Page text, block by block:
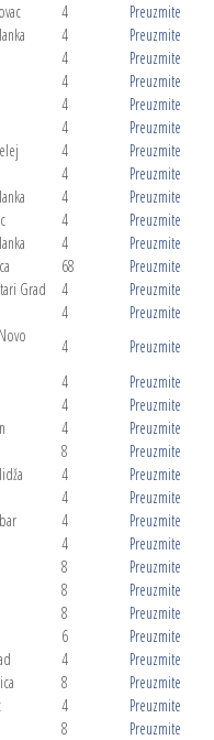
4
Preuzmite
4
Preuzmite
4
Preuzmite
4
Preuzmite
4
Preuzmite
4
Preuzmite
4
Preuzmite
4
Preuzmite
4
Preuzmite
4
Preuzmite
4
Preuzmite
68
Preuzmite
Grad 4
Preuzmite
4
Preuzmite
4
Preuzmite
4
Preuzmite
4
Preuzmite
4
Preuzmite
8
Preuzmite
4
Preuzmite
4
Preuzmite
4
Preuzmite
4
Preuzmite
8
Preuzmite
8
Preuzmite
8
Preuzmite
6
Preuzmite
4
Preuzmite
8
Preuzmite
4
Preuzmite
8
Preuzmite